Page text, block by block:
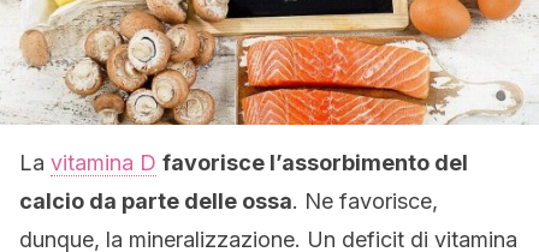
La vitamina D favorisce l’assorbimento del
calcio da parte delle ossa. Ne favorisce,
dunque, la mineralizzazione. Un deficit di vitamina